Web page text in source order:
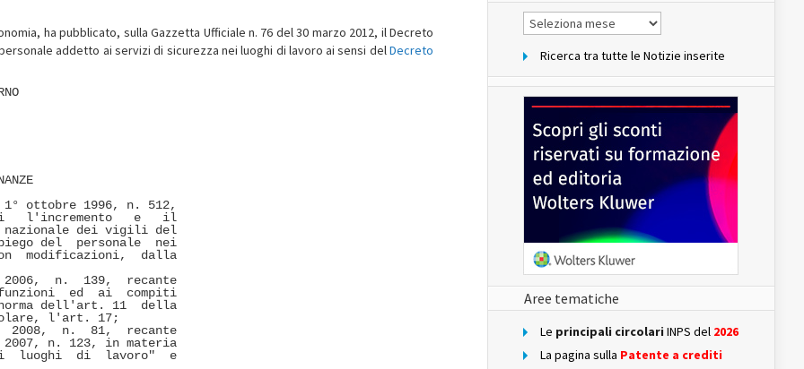
ha pubblicato, sulla Gazzetta Ufficiale n. 76 del 30 marzo 2012, il Decreto
addetto ai servizi di sicurezza nei luoghi di lavoro ai sensi delDecreto
ottobre 1996, n. 512,
l'incremento   e   il
nazionale dei vigili del
del  personale  nei
modificazioni,  dalla
n.  139,  recante
ed  ai  compiti
dell'art. 11  della
l'art. 17;
2008,  n.  81,  recante
n. 123, in materia
luoghi  di  lavoro"  e
Notizie
per
Ricerca tra tutte le Notizie inserite
Aree tematiche
Le principali circolari INPS del 2026
La pagina sulla Patente a crediti